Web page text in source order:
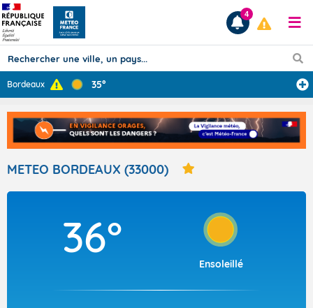
Prévisions
TOUS LES RÉSULTATS
Articles
4
Bordeaux 35°
METEO BORDEAUX (33000)
36°
Ensoleillé